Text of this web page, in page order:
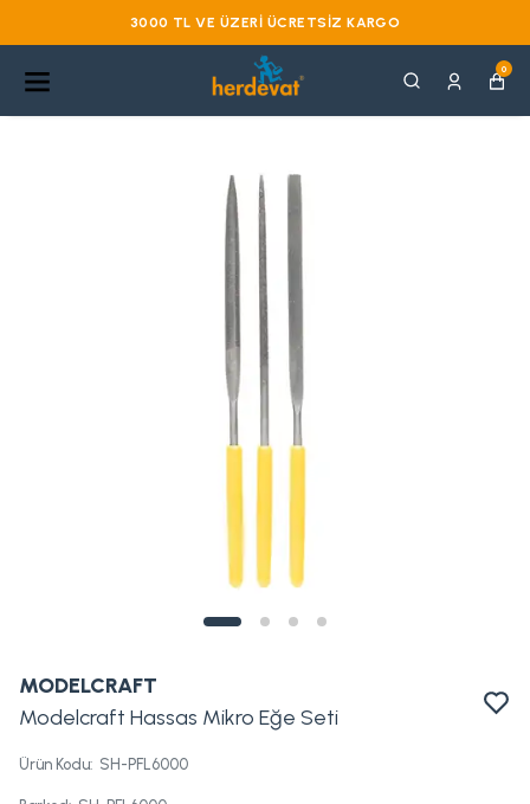
3000 TL VE ÜZERI ÜCRETSIZ KARGO
0
MODELCRAFT
Modelcraft Hassas Mikro Eğe Seti
Ürün Kodu: SH-PFL6000